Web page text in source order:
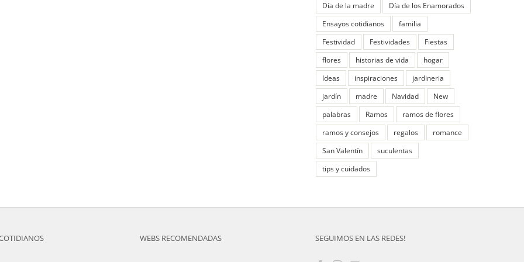
Día de la madre
Día de los Enamorados
Ensayos cotidianos
familia
Festividad
Festividades
Fiestas
flores
historias de vida
hogar
Ideas
inspiraciones
jardineria
jardín
madre Navidad
New
palabras
Ramos
ramos de flores
ramos y consejos
regalos
romance
San Valentín
suculentas
tips y cuidados
WEBS RECOMENDADAS SEGUIMOS EN LAS REDES!